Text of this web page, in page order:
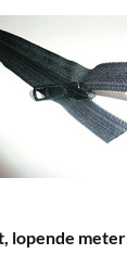
lopende meter